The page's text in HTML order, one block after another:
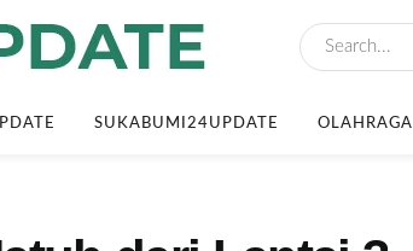
SUKABUMI24UPDATE OLAHRAGA